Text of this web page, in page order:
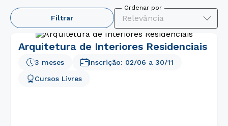
Filtrar Relevância
Arquitetura de Interiores Residenciais
Cursos Livres
3 meses Inscrição: 02/06 a 30/11
TERMOS MAIS BUSCADOS
psicologia
2º
medicina